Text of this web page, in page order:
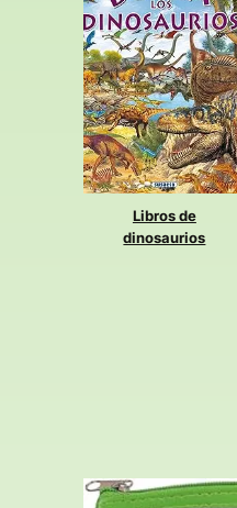
aquí y encuentra
cuadernos y libretas
para tomar apuntes
en tus estudios o
en en tu día a día,
¡CONSIGUE UNO
YA!
Libros de
dinosaurios
Perfectos
para los